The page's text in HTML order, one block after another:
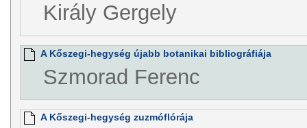
Király Gergely
A Kőszegi-hegység újabb botanikai bibliográfiája
Szmorad Ferenc
A Kőszegi-hegység zuzmóflórája